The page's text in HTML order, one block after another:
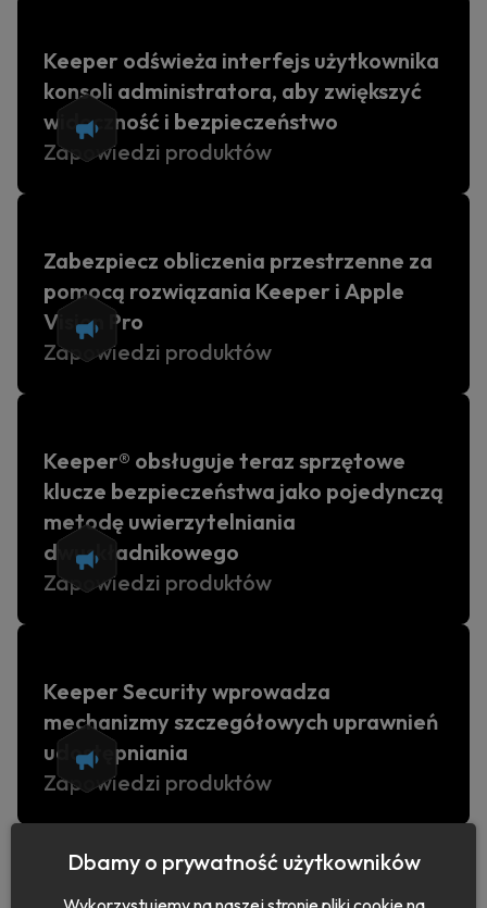
Keeper odświeża interfejs użytkownika
konsoli administratora, aby zwiększyć
widoczność i bezpieczeństwo
Zapowiedzi produktów
Zabezpiecz obliczenia przestrzenne za
pomocą rozwiązania Keeper i Apple
Vision Pro
Zapowiedzi produktów
Keeper® obsługuje teraz sprzętowe
klucze bezpieczeństwa jako pojedynczą
metodę uwierzytelniania
dwuskładnikowego
Zapowiedzi produktów
Keeper Security wprowadza
mechanizmy szczegółowych uprawnień
udostępniania
Zapowiedzi produktów
›
Dbamy o prywatność użytkowników